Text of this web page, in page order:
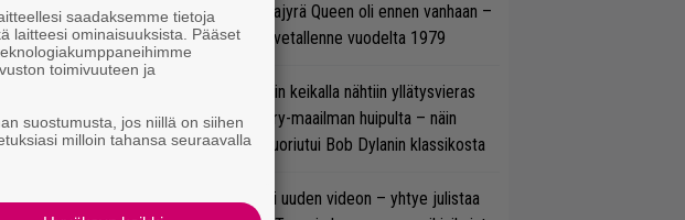
Tällainen keikkajyrä Queen oli ennen vanhaan –
katso tulinen livetallenne vuodelta 1979
Guns N’ Rosesin keikalla nähtiin yllätysvieras
suoraan country-maailman huipulta – näin
kokoonpano suoriutui Bob Dylanin klassikosta
Anthrax julkaisi uuden videon – yhtye julistaa
saadaksemme tietoja
laitteesi ominaisuuksista. Pääset
toimivuuteen ja
suostumusta, jos niillä on siihen
milloin tahansa seuraavalla